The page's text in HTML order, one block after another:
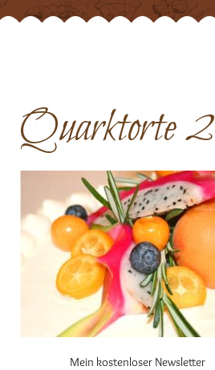
Quarktorte 2
Mein kostenloser Newsletter